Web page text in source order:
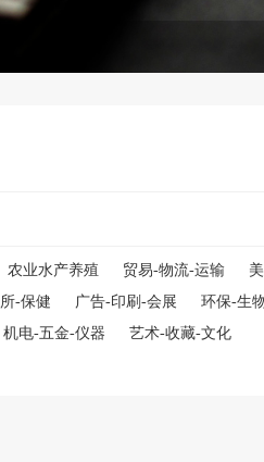
农业水产养殖 贸易-物流-运输
-保健 广告-印刷-会展 环保-生
机电-五金-仪器 艺术-收藏-文化